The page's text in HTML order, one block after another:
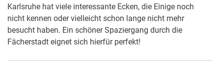
Karlsruhe hat viele interessante Ecken, die Einige noch
nicht kennen oder vielleicht schon lange nicht mehr
besucht haben. Ein schöner Spaziergang durch die
Fächerstadt eignet sich hierfür perfekt!